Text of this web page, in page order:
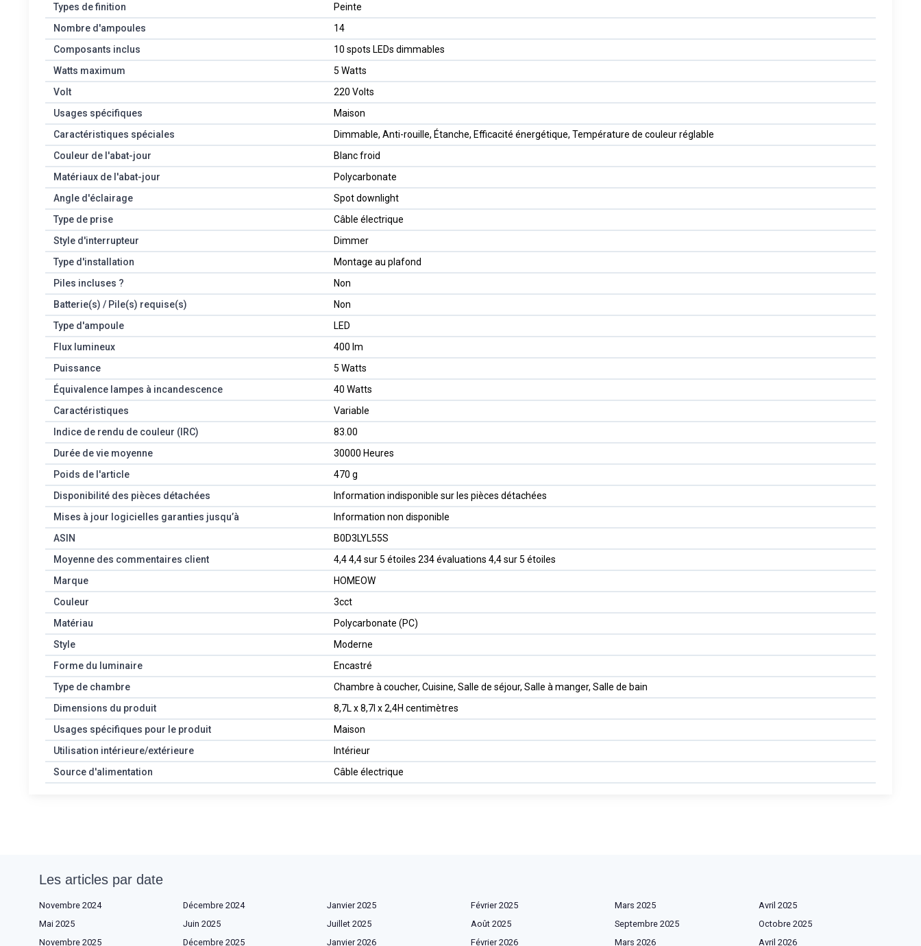
Types de finition
‎Peinte
Nombre d'ampoules
‎14
Composants inclus
‎10 spots LEDs dimmables
Watts maximum
‎5 Watts
Volt
‎220 Volts
Usages spécifiques
‎Maison
Caractéristiques spéciales
‎Dimmable, Anti-rouille, Étanche, Efficacité énergétique, Température de couleur réglable
Couleur de l'abat-jour
‎Blanc froid
Matériaux de l'abat-jour
‎Polycarbonate
Angle d'éclairage
‎Spot downlight
Type de prise
‎Câble électrique
Style d'interrupteur
‎Dimmer
Type d'installation
‎Montage au plafond
Piles incluses ?
‎Non
Batterie(s) / Pile(s) requise(s)
‎Non
Type d'ampoule
‎LED
Flux lumineux
‎400 lm
Puissance
‎5 Watts
Équivalence lampes à incandescence
‎40 Watts
Caractéristiques
‎Variable
Indice de rendu de couleur (IRC)
‎83.00
Durée de vie moyenne
‎30000 Heures
Poids de l'article
‎470 g
Disponibilité des pièces détachées
‎Information indisponible sur les pièces détachées
Mises à jour logicielles garanties jusqu’à
‎Information non disponible
ASIN
B0D3LYL55S
Moyenne des commentaires client
4,4 4,4 sur 5 étoiles 234 évaluations 4,4 sur 5 étoiles
Marque
HOMEOW
Couleur
3cct
Matériau
Polycarbonate (PC)
Style
Moderne
Forme du luminaire
Encastré
Type de chambre
Chambre à coucher, Cuisine, Salle de séjour, Salle à manger, Salle de bain
Dimensions du produit
8,7L x 8,7l x 2,4H centimètres
Usages spécifiques pour le produit
Maison
Utilisation intérieure/extérieure
Intérieur
Source d'alimentation
Câble électrique
Les articles par date
Novembre 2024 Décembre 2024 Janvier 2025 Février 2025 Mars 2025
Avril 2025
Mai 2025
Juin 2025 Juillet 2025 Août 2025 Septembre 2025
Octobre 2025
Novembre 2025
Décembre 2025 Janvier 2026 Février 2026 Mars 2026 Avril 2026